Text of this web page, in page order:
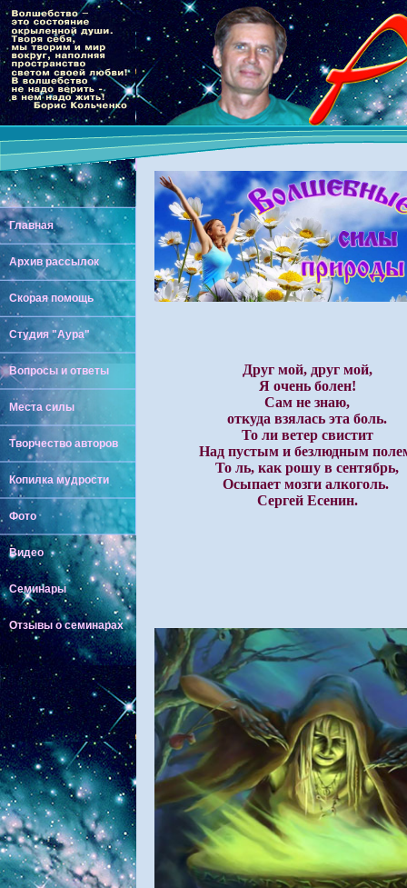
Главная
Архив рассылок
Скорая помощь
Студия "Аура"
Вопросы и ответы
Места силы
Творчество авторов
Копилка мудрости
Фото
Видео
Семинары
Отзывы о семинарах
Друг мой, друг мой,
Я очень болен!
Сам не знаю,
откуда взялась эта боль.
То ли ветер свистит
Над пустым и безлюдным
То ль, как рошу в сентябрь,
Осыпает мозги алкоголь.
Сергей Есенин.